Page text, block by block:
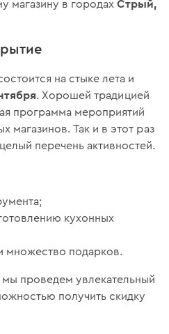
магазину в городахСтрый,
на стыке лета и
. Хорошей традицией
программа мероприятий
магазинов. Так и в этот раз
перечень активностей.
кухонных
множество подарков.
проведем увлекательный
получить скидку